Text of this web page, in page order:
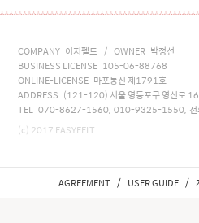
COMPANY 이지펠트 / OWNER 박정선
BUSINESS LICENSE 105-06-88768
ONLINE-LICENSE 마포통신 제1791호
ADDRESS (121-120) 서울 영등포구 영신로
TEL 070-8627-1560, 010-9325-1550, 전
(c) 2017 EASYFELT
AGREEMENT / USER GUIDE /